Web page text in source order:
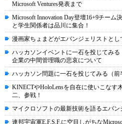
Microsoft Ventures発表まで
Microsoft Innovation Day登壇16+9チーム
と学生関係者は品川に集合！
漫画家ちょまどがエバンジェリストとし
ハッカソンイベントに一石を投じてみ
企業の中間管理職の悲哀について
ハッカソン問題に一石を投じてみる（前
KINECTやHoloLensを自在に使いこなす
二、参戦！
マイクロソフトの最新技術を語るエバ
連邦宇宙軍E.F.S.F.に空目しがちな